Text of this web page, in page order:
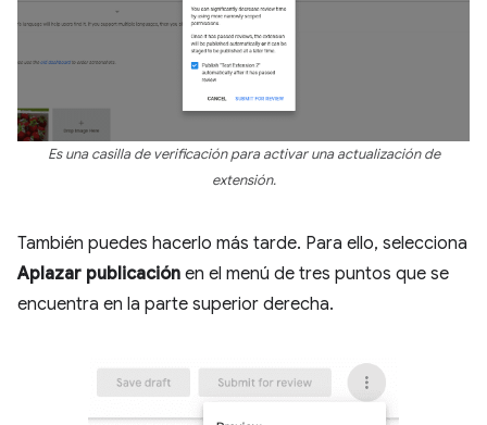
Es una casilla de verificación para activar una actualización de
extensión.
También puedes hacerlo más tarde. Para ello, selecciona
Aplazar publicación en el menú de tres puntos que se
encuentra en la parte superior derecha.